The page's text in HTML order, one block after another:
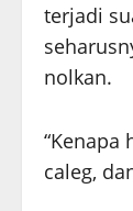
terjadi
nolkan.
“Kenapa
caleg,